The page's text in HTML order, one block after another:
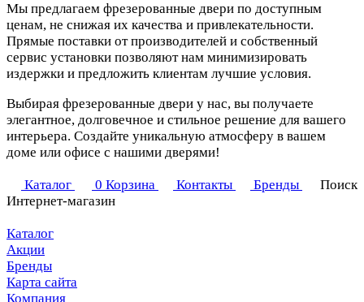
Мы предлагаем фрезерованные двери по доступным
ценам, не снижая их качества и привлекательности.
Прямые поставки от производителей и собственный
сервис установки позволяют нам минимизировать
издержки и предложить клиентам лучшие условия.
Выбирая фрезерованные двери у нас, вы получаете
элегантное, долговечное и стильное решение для вашего
интерьера. Создайте уникальную атмосферу в вашем
доме или офисе с нашими дверями!
Каталог 0 Корзина Контакты Бренды
Поиск
Интернет-магазин
Каталог
Акции
Бренды
Карта сайта
Компания